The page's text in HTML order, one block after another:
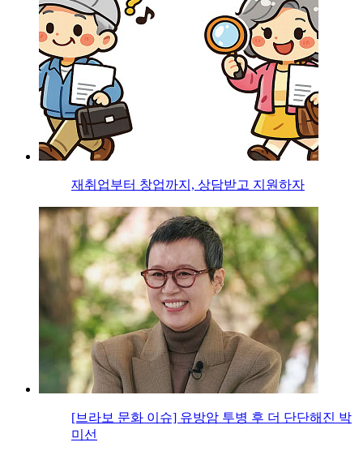
재취업부터 창업까지, 상담받고 지원하자
[브라보 문화 이슈] 유방암 투병 후 더 단단해진 박
미선